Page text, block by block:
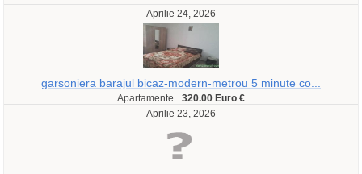
Aprilie 24, 2026
garsoniera barajul bicaz-modern-metrou 5 minute co...
Apartamente
320.00 Euro €
Aprilie 23, 2026